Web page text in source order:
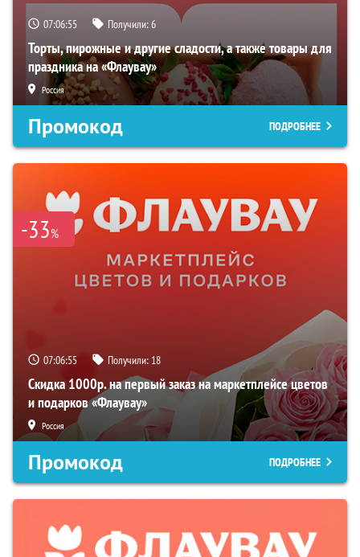
07:06:54 Получили:6
Торты, пирожные и другие сладости, а также товары для
праздника на «Флаувау»
Россия
Промокод ПОДРОБНЕЕ
-33%
07:06:54 Получили: 18
Скидка 1000р. на первый заказ на маркетплейсе цветов
и подарков «Флаувау»
Россия
Промокод ПОДРОБНЕЕ